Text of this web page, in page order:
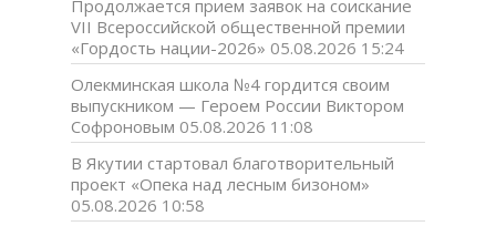
Продолжается прием заявок на соискание
VII Всероссийской общественной премии
«Гордость нации-2026» 05.08.2026 15:24
Олекминская школа №4 гордится своим
выпускником — Героем России Виктором
Софроновым 05.08.2026 11:08
В Якутии стартовал благотворительный
проект «Опека над лесным бизоном»
05.08.2026 10:58